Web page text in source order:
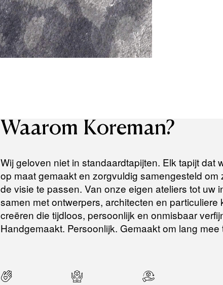
Waarom Koreman?
Wij geloven niet in standaardtapijten. Elk tapijt dat
op maat gemaakt en zorgvuldig samengesteld om
de visie te passen. Van onze eigen ateliers tot uw
samen met ontwerpers, architecten en particuliere
creëren die tijdloos, persoonlijk en onmisbaar
Handgemaakt. Persoonlijk. Gemaakt om lang mee